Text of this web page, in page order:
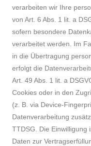
verarbeiten wir Ihre
von Art. 6 Abs. 1 lit. a
sofern besondere
verarbeitet werden. Im
in die Übertragung
erfolgt die
Art. 49 Abs. 1 lit. a
Cookies oder in den
(z. B. via Device-
Datenverarbeitung
TTDSG. Die Einwilligung
Daten zur